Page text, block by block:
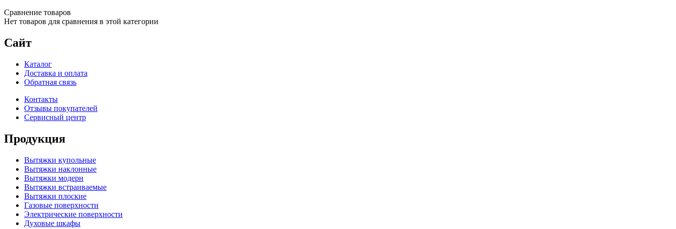
Сравнение товаров
Нет товаров для сравнения в этой категории
Сайт
Каталог
Доставка и оплата
Обратная связь
Контакты
Отзывы покупателей
Сервисный центр
Продукция
Вытяжки купольные
Вытяжки наклонные
Вытяжки модерн
Вытяжки встраиваемые
Вытяжки плоские
Газовые поверхности
Электрические поверхности
Духовые шкафы